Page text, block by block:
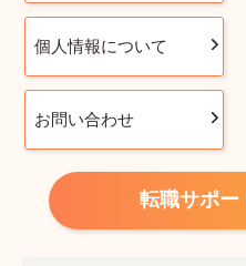
個人情報について
お問い合わせ
転職サポー